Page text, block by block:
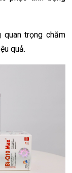
quan trọng chăm
quả.